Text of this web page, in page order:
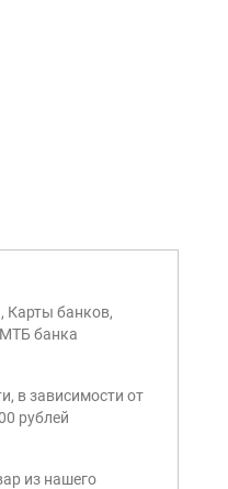
банков,
МТБ банка
в зависимости от
рублей
из нашего